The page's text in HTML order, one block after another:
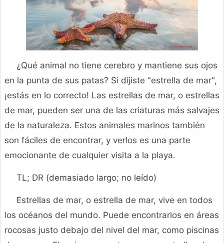
¿Qué animal no tiene cerebro y mantiene sus ojos
en la punta de sus patas? Si dijiste "estrella de mar",
¡estás en lo correcto! Las estrellas de mar, o estrellas
de mar, pueden ser una de las criaturas más salvajes
de la naturaleza. Estos animales marinos también
son fáciles de encontrar, y verlos es una parte
emocionante de cualquier visita a la playa.
TL; DR (demasiado largo; no leído)
Estrellas de mar, o estrella de mar, vive en todos
los océanos del mundo. Puede encontrarlos en áreas
rocosas justo debajo del nivel del mar, como piscinas